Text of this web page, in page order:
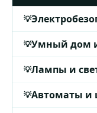
Умный дом
Лампы и
Автоматы и